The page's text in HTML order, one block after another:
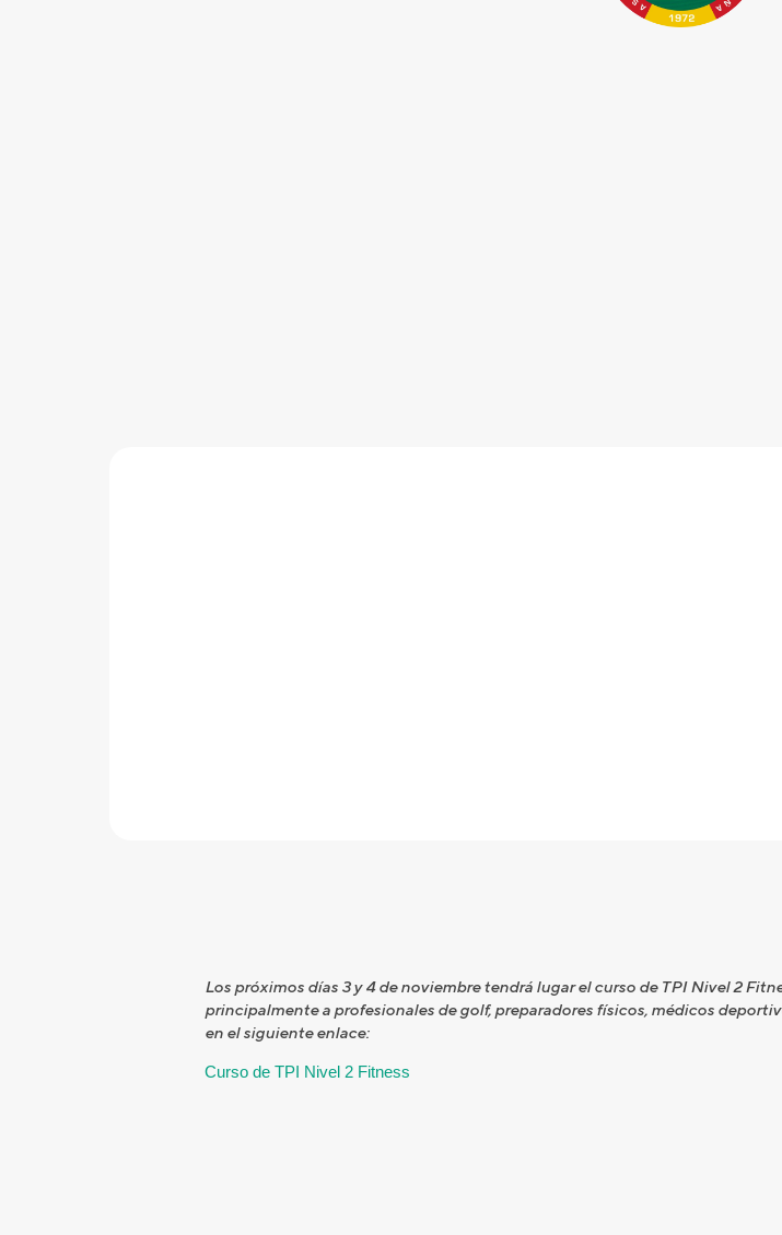
Los próximos días 3 y 4 de noviembre tendrá lugar el curso de TPI Nivel 2
principalmente a profesionales de golf, preparadores físicos, médicos
en el siguiente enlace:
Curso de TPI Nivel 2 Fitness